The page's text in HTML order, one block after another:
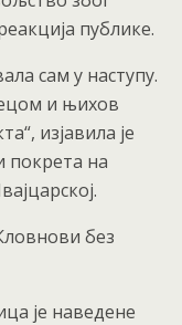
публике.
сам у наступу.
и њихов
изјавила је
покрета на
без
је наведене